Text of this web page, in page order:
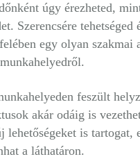
úgy érezheted,
Szerencsére
egy olyan szakmai
feszült
akár odáig is
lehetőségeket is
a láthatáron.